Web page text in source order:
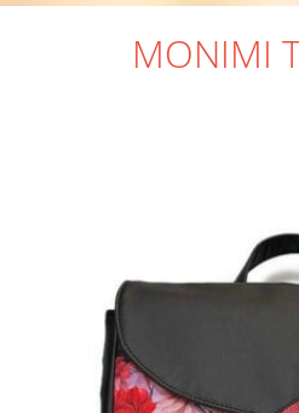
MONIMI